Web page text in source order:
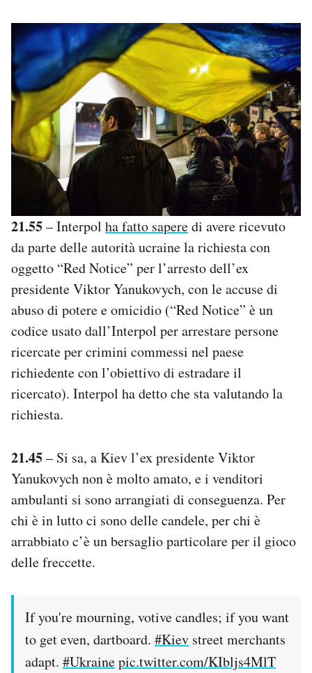
21.55– Interpol ha fatto saperedi avere ricevuto
da parte delle autorità ucraine la richiesta con
oggetto “Red Notice” per l’arresto dell’ex
presidente Viktor Yanukovych, con le accuse di
abuso di potere e omicidio (“Red Notice” è un
codice usato dall’Interpol per arrestare persone
ricercate per crimini commessi nel paese
richiedente con l’obiettivo di estradare il
ricercato). Interpol ha detto che sta valutando la
richiesta.
21.45– Si sa, a Kiev l’ex presidente Viktor
Yanukovych non è molto amato, e i venditori
ambulanti si sono arrangiati di conseguenza. Per
chi è in lutto ci sono delle candele, per chi è
arrabbiato c’è un bersaglio particolare per il gioco
delle freccette.
If you're mourning, votive candles; if you want
to get even, dartboard. #Kiev street merchants
adapt. #Ukrainepic.twitter.com/KIbljs4MlT